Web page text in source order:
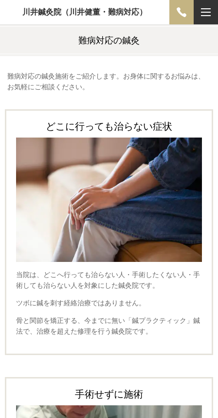
川井鍼灸院（川井健董・難病対応）
難病対応の鍼灸
難病対応の鍼灸施術をご紹介します。お身体に関するお悩みは、
お気軽にご相談ください。
どこに行っても治らない症状
当院は、どこへ行っても治らない人・手術したくない人・手
術しても治らない人を対象にした鍼灸院です。
ツボに鍼を刺す経絡治療ではありません。
骨と関節を矯正する、今までに無い「鍼プラクティック」鍼
法で、治療を超えた修理を行う鍼灸院です。
手術せずに施術